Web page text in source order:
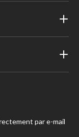
par e-mail